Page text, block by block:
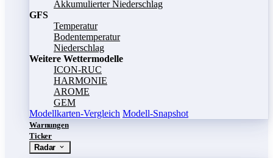
Akkumulierter Niederschlag
GFS
Temperatur
Bodentemperatur
Niederschlag
Weitere Wettermodelle
ICON-RUC
HARMONIE
AROME
GEM
Modellkarten-Vergleich Modell-Snapshot
Warnungen
Ticker
Radar